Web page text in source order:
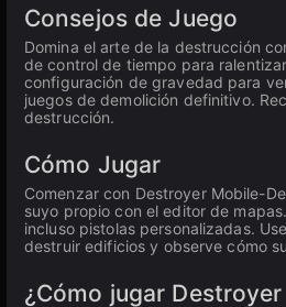
Consejos de Juego
Domina el arte de la destrucción
de control de tiempo para
configuración de gravedad para
juegos de demolición definitivo.
destrucción.
Cómo Jugar
Comenzar con Destroyer Mobile-
suyo propio con el editor de
incluso pistolas personalizadas.
destruir edificios y observe cómo
¿Cómo jugar